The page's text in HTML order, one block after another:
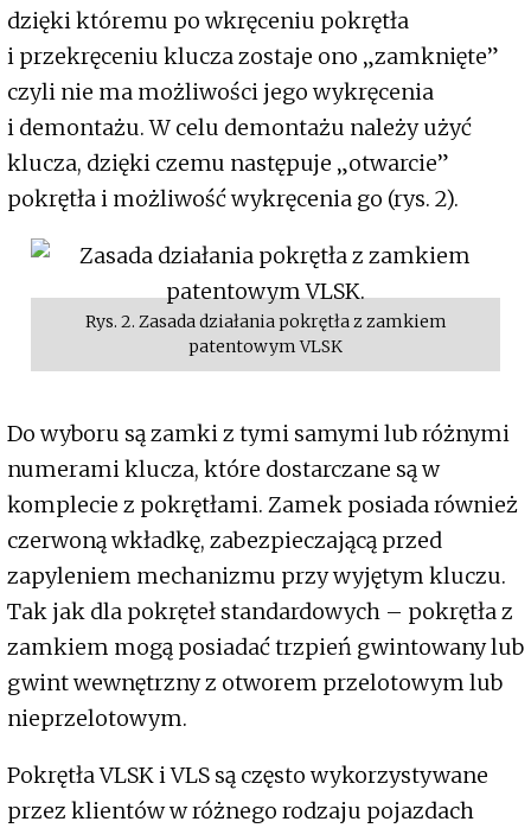
dzięki któremu po wkręceniu pokrętła
i przekręceniu klucza zostaje ono „zamknięte”
czyli nie ma możliwości jego wykręcenia
i demontażu. W celu demontażu należy użyć
klucza, dzięki czemu następuje „otwarcie”
pokrętła i możliwość wykręcenia go (rys. 2).
Rys. 2. Zasada działania pokrętła z zamkiem
patentowym VLSK
Do wyboru są zamki z tymi samymi lub różnymi
numerami klucza, które dostarczane są w
komplecie z pokrętłami. Zamek posiada również
czerwoną wkładkę, zabezpieczającą przed
zapyleniem mechanizmu przy wyjętym kluczu.
Tak jak dla pokręteł standardowych – pokrętła z
zamkiem mogą posiadać trzpień gwintowany lub
gwint wewnętrzny z otworem przelotowym lub
nieprzelotowym.
Pokrętła VLSK i VLS są często wykorzystywane
przez klientów w różnego rodzaju pojazdach